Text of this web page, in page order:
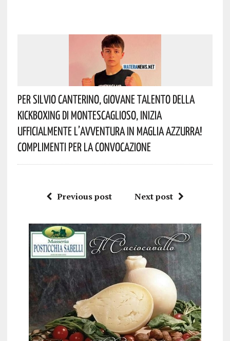
Per Silvio Canterino, Giovane Talento Della
Kickboxing Di Montescaglioso, Inizia
Ufficialmente L’avventura In Maglia Azzurra!
Complimenti Per La Convocazione
Previous post Next post